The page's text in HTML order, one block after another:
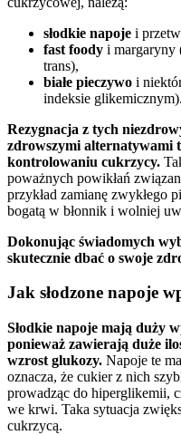
słodkie napoje i
fast foody i margaryny
trans),
białe pieczywo i
indeksie glikemicznym).
Rezygnacja z tych
zdrowszymi alternatywami
kontrolowaniu cukrzycy.
poważnych powikłań
przykład zamianę zwykłego
bogatą w błonnik i wolniej
Dokonując świadomych
skutecznie dbać o swoje
Jak słodzone napoje
Słodkie napoje mają duży
ponieważ zawierają duże
wzrost glukozy. Napoje te
oznacza, że cukier z nich
prowadząc do hiperglikemii,
we krwi. Taka sytuacja
cukrzycą.